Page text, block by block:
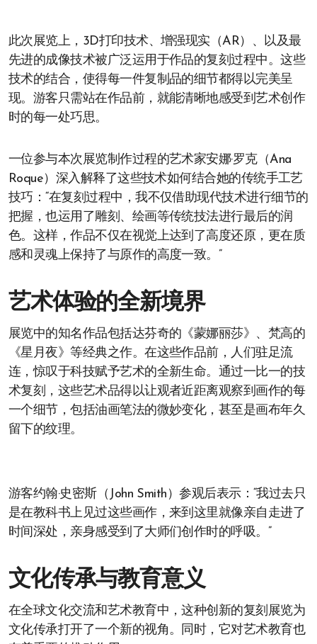
此次展览上，3D打印技术、增强现实（AR）、以及最
先进的成像技术被广泛运用于作品的复刻过程中。这些
技术的结合，使得每一件复制品的细节都得以完美呈
现。游客只需站在作品前，就能清晰地感受到艺术创作
时的每一处巧思。
一位参与本次展览制作过程的艺术家安娜·罗克（Ana
Roque）深入解释了这些技术如何结合她的传统手工艺
技巧：“在复刻过程中，我不仅借助现代技术进行细节的
把握，也运用了雕刻、绘画等传统技法进行最后的润
色。这样，作品不仅在视觉上达到了高度还原，更在质
感和灵魂上保持了与原作的高度一致。”
艺术体验的全新境界
展览中的知名作品包括达芬奇的《蒙娜丽莎》、梵高的
《星月夜》等经典之作。在这些作品前，人们驻足流
连，惊叹于科技赋予艺术的全新生命。通过一比一的技
术复刻，这些艺术品得以让观者近距离观察到画作的每
一个细节，包括油画笔法的微妙变化，甚至是画布年久
留下的纹理。
游客约翰·史密斯（John Smith）参观后表示：“我过去只
是在教科书上见过这些画作，来到这里就像亲自走进了
时间深处，亲身感受到了大师们创作时的呼吸。”
文化传承与教育意义
在全球文化交流和艺术教育中，这种创新的复刻展览为
文化传承打开了一个新的视角。同时，它对艺术教育也